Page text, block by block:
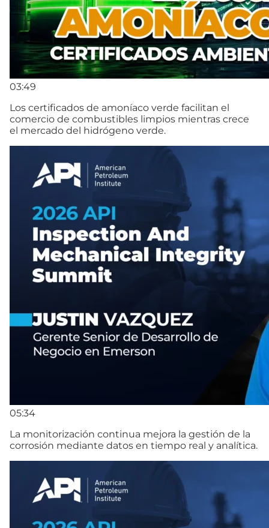
03:49
Los certificados de amoníaco verde facilitan el
comercio de combustibles limpios mientras crece
el mercado del hidrógeno verde.
05:34
La monitorización continua mejora la gestión de la
corrosión mediante datos en tiempo real y analítica.